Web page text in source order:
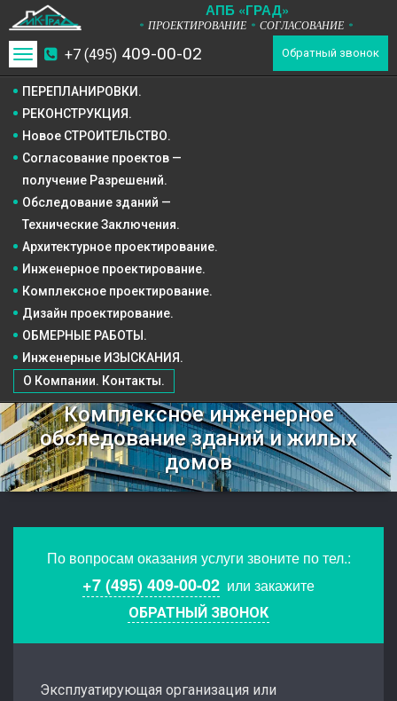
АПБ «ГРАД»
* ПРОЕКТИРОВАНИЕ * СОГЛАСОВАНИЕ *
+7 (495) 409-00-02 Обратный звонок
Toggle
navigation
ПЕРЕПЛАНИРОВКИ.
РЕКОНСТРУКЦИЯ.
Новое СТРОИТЕЛЬСТВО.
ОБМЕРНЫЕ РАБОТЫ.
Инженерные ИЗЫСКАНИЯ.
О Компании. Контакты.
Согласование проектов —
получение Разрешений.
Обследование зданий —
Технические Заключения.
Архитектурное проектирование.
Инженерное проектирование.
Комплексное проектирование.
Дизайн проектирование.
Комплексное инженерное
обследование зданий и жилых
домов
По вопросам оказания услуги звоните по тел.:
+7 (495) 409-00-02 или закажите
ОБРАТНЫЙ ЗВОНОК
Эксплуатирующая организация или